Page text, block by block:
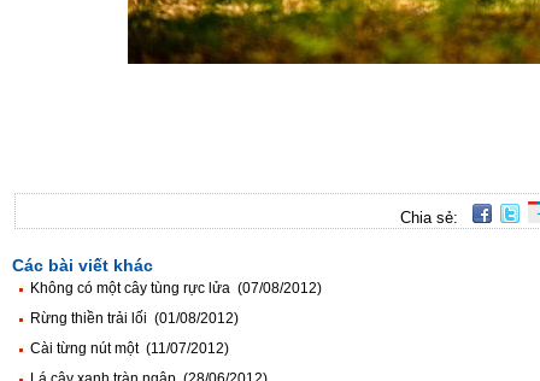
Chia sẻ:
Các bài viết khác
Không có một cây tùng rực lửa (07/08/2012)
Rừng thiền trải lối (01/08/2012)
Cài từng nút một (11/07/2012)